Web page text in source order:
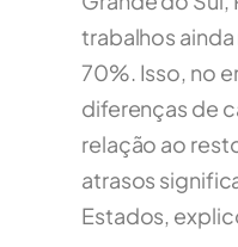
trabalhos
70%. Isso, no
diferenças de
relação ao
atrasos
Estados,